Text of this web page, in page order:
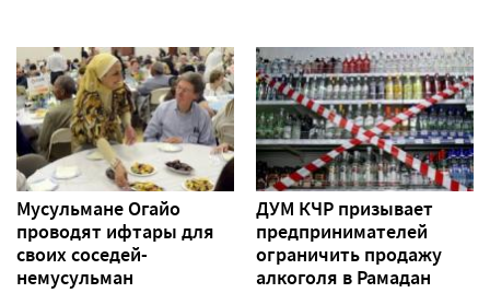
Мусульмане Огайо
проводят ифтары для
своих соседей-
немусульман
ДУМ КЧР призывает
предпринимателей
ограничить продажу
алкоголя в Рамадан